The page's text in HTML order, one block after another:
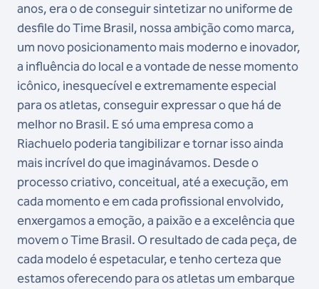
anos, era o de conseguir sintetizar no uniforme de
desfile do Time Brasil, nossa ambição como marca,
um novo posicionamento mais moderno e inovador,
a influência do local e a vontade de nesse momento
icônico, inesquecível e extremamente especial
para os atletas, conseguir expressar o que há de
melhor no Brasil. E só uma empresa como a
Riachuelo poderia tangibilizar e tornar isso ainda
mais incrível do que imaginávamos. Desde o
processo criativo, conceitual, até a execução, em
cada momento e em cada profissional envolvido,
enxergamos a emoção, a paixão e a excelência que
movem o Time Brasil. O resultado de cada peça, de
cada modelo é espetacular, e tenho certeza que
estamos oferecendo para os atletas um embarque